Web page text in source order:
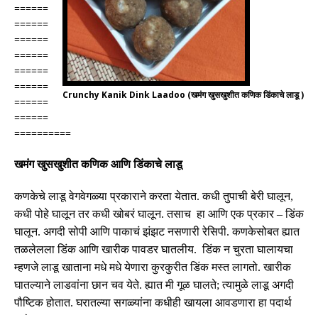
Crunchy Kanik Dink Laadoo (खमंग खुसखुशीत कणिक डिंकाचे लाडू )
======
======
======
======
======
======
======
======
==========
खमंग खुसखुशीत कणिकआणिडिंकाचे लाडू
कणकेचे लाडू वेगवेगळ्या प्रकाराने करता येतात.कधी तुपाची बेरी घालून,
कधी पोहे घालून तर कधी खोबरं घालून.तसाच हा आणिएक प्रकार–डिंक
घालून. अगदी सोपी आणि पाकाचं झंझट नसणारी रेसिपी.कणकेसोबतह्यात
तळलेलला डिंक आणि खारीक पावडर घातलीय.डिंक न चुरता घालायचा
म्हणजे लाडू खाताना मधे मधे येणारा कुरकुरीत डिंक मस्त लागतो.खारीक
घातल्याने लाडवांना छान चव येते.ह्यात मी गूळ घालते;त्यामुळे लाडू अगदी
पौष्टिक होतात.घरातल्या सगळ्यांना कधीही खायला आवडणारा हा पदार्थ